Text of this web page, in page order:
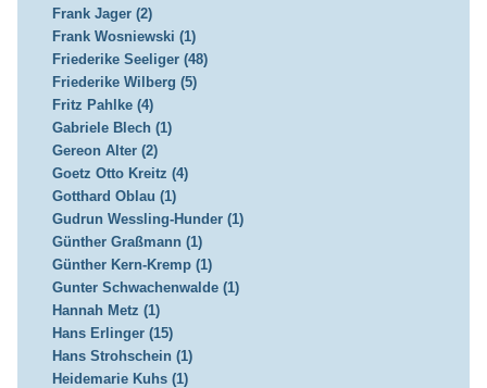
Frank Jager (2)
Frank Wosniewski (1)
Friederike Seeliger (48)
Friederike Wilberg (5)
Fritz Pahlke (4)
Gabriele Blech (1)
Gereon Alter (2)
Goetz Otto Kreitz (4)
Gotthard Oblau (1)
Gudrun Wessling-Hunder (1)
Günther Graßmann (1)
Günther Kern-Kremp (1)
Gunter Schwachenwalde (1)
Hannah Metz (1)
Hans Erlinger (15)
Hans Strohschein (1)
Heidemarie Kuhs (1)